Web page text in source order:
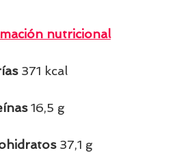
nutricional
371 kcal
16,5 g
37,1 g